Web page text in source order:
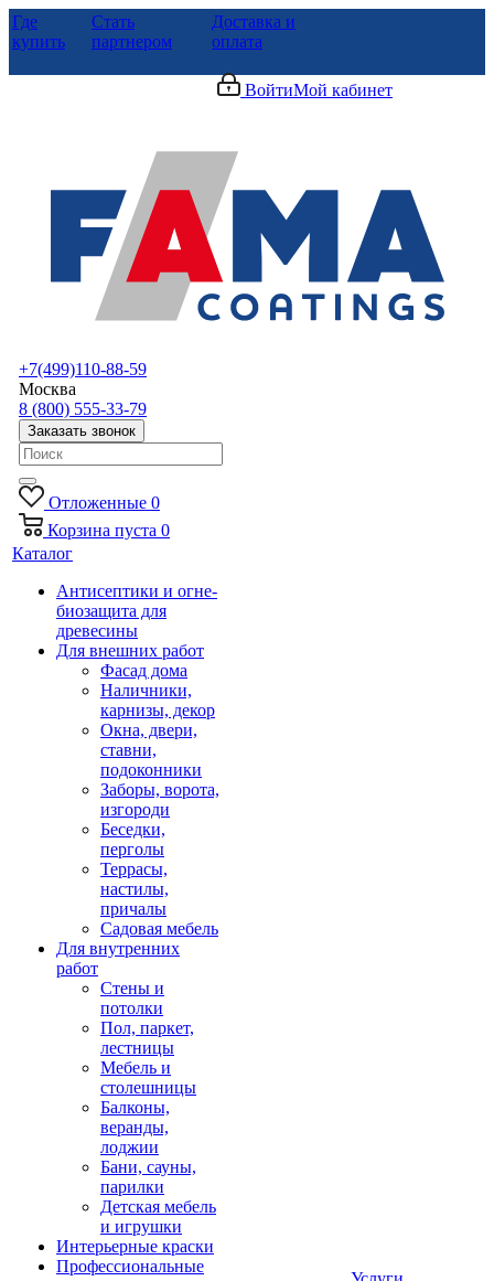
Где
купить
Стать
партнером
Доставка и
оплата
ВойтиМой кабинет
+7(499)110-88-59
Москва
8 (800) 555-33-79
Заказать звонок
Отложенные 0
Корзина пуста 0
Каталог
Антисептики и огне-
биозащита для
древесины
Для внешних работ
Фасад дома
Наличники,
карнизы, декор
Окна, двери,
ставни,
подоконники
Заборы, ворота,
изгороди
Беседки,
перголы
Террасы,
настилы,
причалы
Садовая мебель
Для внутренних
работ
Стены и
потолки
Пол, паркет,
лестницы
Мебель и
столешницы
Балконы,
веранды,
лоджии
Бани, сауны,
парилки
Детская мебель
и игрушки
Интерьерные краски
Профессиональные